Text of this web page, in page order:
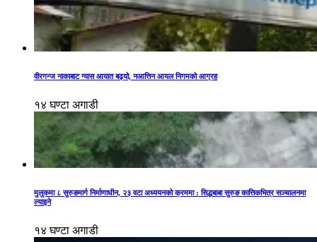
वीरगन्ज नाकाबाट ग्यास आयात बढ्यो, नआत्तिन आयल निगमको आग्रह
१४ घण्टा अगाडी
मुलुकमा ८ सुरुङमार्ग निर्माणाधीन, २३ वटा अध्ययनको क्रममा : सिद्धबाबा सुरुङ कात्तिकभित्र सञ्चालनमा
ल्याइने
१४ घण्टा अगाडी